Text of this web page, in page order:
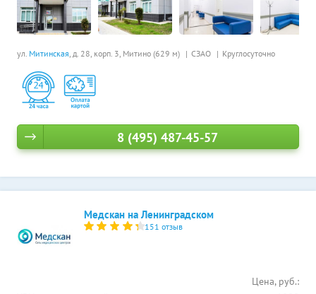
ул. Митинская, д. 28, корп. 3, Митино (629 м) СЗАО Круглосуточно
8 (495) 487-45-57
Медскан на Ленинградском
151 отзыв
Цена, руб.: